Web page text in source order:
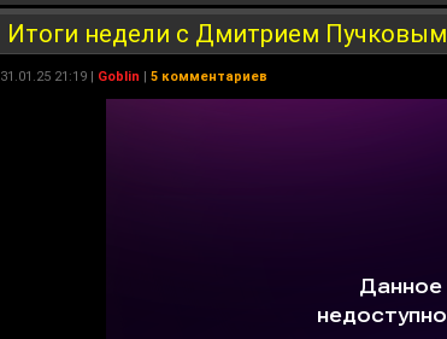
Итоги недели с Дмитрием Пучковым
31.01.25 21:19 | Goblin | 5 комментариев